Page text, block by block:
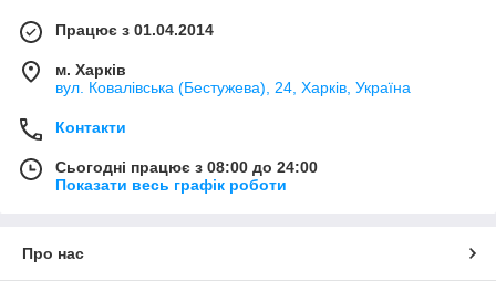
Працює з 01.04.2014
м. Харків
вул. Ковалівська (Бестужева), 24, Харків, Україна
Контакти
Сьогодні працює з 08:00 до 24:00
Показати весь графік роботи
Про нас